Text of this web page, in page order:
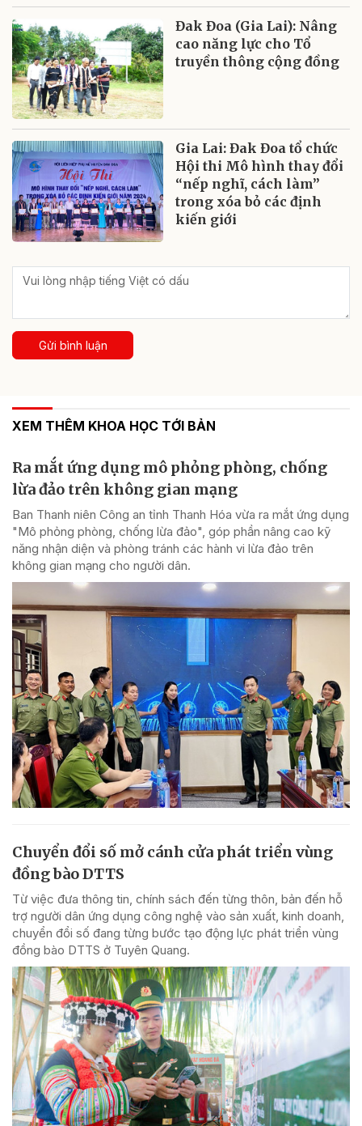
Đak Đoa (Gia Lai): Nâng
cao năng lực cho Tổ
truyền thông cộng đồng
Gia Lai: Đak Đoa tổ chức
Hội thi Mô hình thay đổi
“nếp nghĩ, cách làm”
trong xóa bỏ các định
kiến giới
Gửi bình luận
XEM THÊM KHOA HỌC TỚI BẢN
Ra mắt ứng dụng mô phỏng phòng, chống
lừa đảo trên không gian mạng
Ban Thanh niên Công an tỉnh Thanh Hóa vừa ra mắt ứng dụng
"Mô phỏng phòng, chống lừa đảo", góp phần nâng cao kỹ
năng nhận diện và phòng tránh các hành vi lừa đảo trên
không gian mạng cho người dân.
Chuyển đổi số mở cánh cửa phát triển vùng
đồng bào DTTS
Từ việc đưa thông tin, chính sách đến từng thôn, bản đến hỗ
trợ người dân ứng dụng công nghệ vào sản xuất, kinh doanh,
chuyển đổi số đang từng bước tạo động lực phát triển vùng
đồng bào DTTS ở Tuyên Quang.